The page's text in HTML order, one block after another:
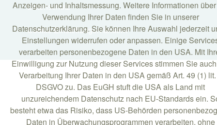
Datenschutz
Cookie Einstellungen ändern
Anzeigen- und Inhaltsmessung. Weitere Informationen
Verwendung Ihrer Daten finden Sie in unserer
Datenschutzerklärung. Sie können Ihre Auswahl jederzeit
Einstellungen widerrufen oder anpassen. Einige
verarbeiten personenbezogene Daten in den USA. Mit
Einwilligung zur Nutzung dieser Services stimmen Sie
Verarbeitung Ihrer Daten in den USA gemäß Art. 49 (1)
DSGVO zu. Das EuGH stuft die USA als Land mit
unzureichendem Datenschutz nach EU-Standards ein.
besteht etwa das Risiko, dass US-Behörden
Daten in Überwachungsprogrammen verarbeiten, ohne